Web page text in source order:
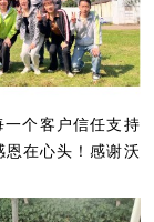
个客户信任支持
在心头！感谢沃